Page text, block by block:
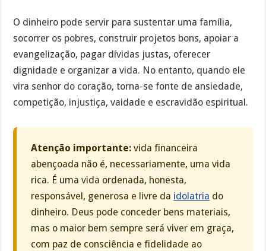
O dinheiro pode servir para sustentar uma família,
socorrer os pobres, construir projetos bons, apoiar a
evangelização, pagar dívidas justas, oferecer
dignidade e organizar a vida. No entanto, quando ele
vira senhor do coração, torna-se fonte de ansiedade,
competição, injustiça, vaidade e escravidão espiritual.
Atenção importante: vida financeira
abençoada não é, necessariamente, uma vida
rica. É uma vida ordenada, honesta,
responsável, generosa e livre da idolatria do
dinheiro. Deus pode conceder bens materiais,
mas o maior bem sempre será viver em graça,
com paz de consciência e fidelidade ao